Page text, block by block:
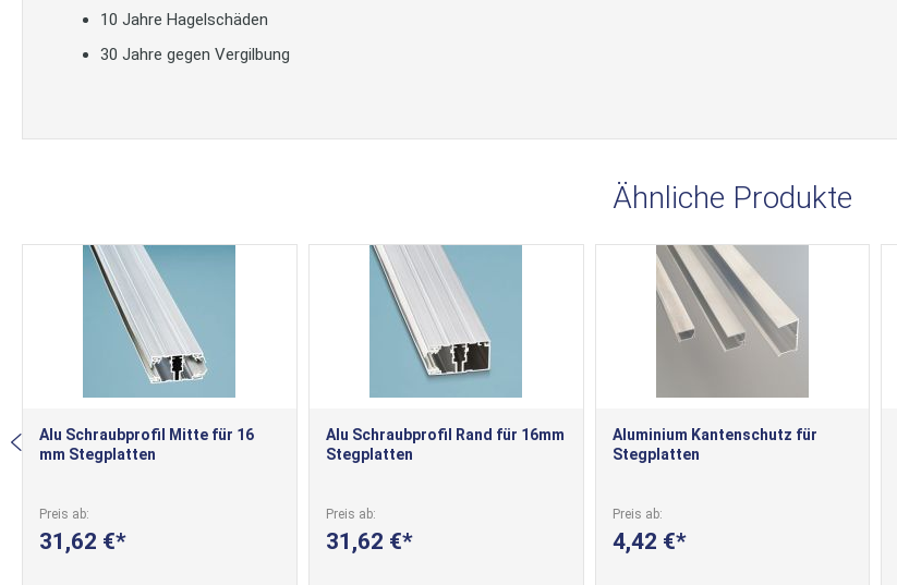
10 Jahre Hagelschäden
30 Jahre gegen Vergilbung
Ähnliche Produkte
Alu Schraubprofil Mitte für 16
mm Stegplatten
Preis ab
31,62 €
Alu Schraubprofil Rand für 16mm
Stegplatten
Preis ab
31,62 €
Aluminium Kantenschutz für
Stegplatten
Preis ab
4,42 €